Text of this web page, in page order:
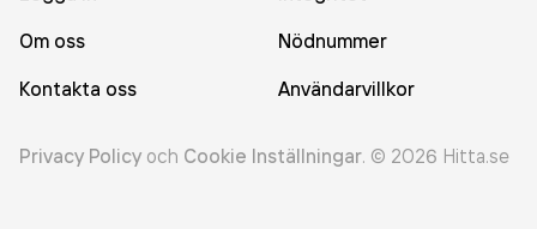
Om oss
Nödnummer
Kontakta oss
Användarvillkor
Privacy Policy och Cookie Inställningar. © 2026 Hitta.se